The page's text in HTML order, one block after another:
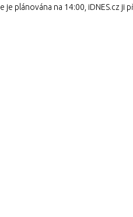
plánována na 14:00, iDNES.cz ji